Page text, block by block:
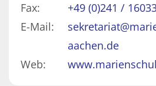
Fax:
+49 (0)241 /
E-Mail:
aachen.de
Web: